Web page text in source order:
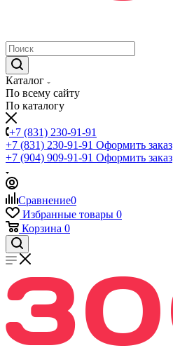
Каталог
По всему сайту
По каталогу
+7 (831) 230-91-91
+7 (831) 230-91-91 Оформить заказ
+7 (904) 909-91-91 Оформить заказ
Сравнение0
Избранные товары 0
Корзина 0